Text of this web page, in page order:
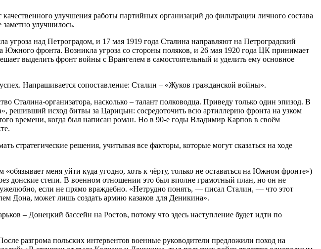
улучшения работы партийных организаций до фильтрации личного состава
заметно улучшилось.
угроза над Петроградом, и 17 мая 1919 года Сталина направляют на Петроградский
Южного фронта. Возникла угроза со стороны поляков, и 26 мая 1920 года ЦК принимает
выделить фронт войны с Врангелем в самостоятельный и уделить ему основное
Напрашивается сопоставление: Сталин – «Жуков гражданской войны».
Сталина-организатора, насколько – талант полководца. Приведу только один эпизод. В
решивший исход битвы за Царицын: сосредоточить всю артиллерию фронта на узком
времени, когда был написан роман. Но в 90-е годы Владимир Карпов в своём
стратегические решения, учитывая все факторы, которые могут сказаться на ходе
меня уйти куда угодно, хоть к чёрту, только не оставаться на Южном фронте»)
донские степи. В военном отношении это был вполне грамотный план, но он не
если не прямо враждебно. «Нетрудно понять, — писал Сталин, — что этот
Дона, может лишь создать армию казаков для Деникина».
– Донецкий бассейн на Ростов, потому что здесь наступление будет идти по
разгрома польских интервентов военные руководители предложили поход на